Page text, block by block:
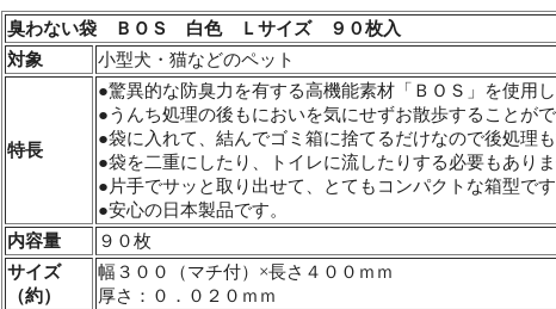
臭わない袋 ＢＯＳ 白色 Ｌサイズ ９０枚入
対象
小型犬・猫などのペット
特長
●驚異的な防臭力を有する高機能素材「ＢＯＳ」を使用
●うんち処理の後もにおいを気にせずお散歩することが
●袋に入れて、結んでゴミ箱に捨てるだけなので後処理も
●袋を二重にしたり、トイレに流したりする必要もありま
●片手でサッと取り出せて、とてもコンパクトな箱型です
●安心の日本製品です。
内容量
９０枚
サイズ
（約）
幅３００（マチ付）×長さ４００ｍｍ
厚さ：０．０２０ｍｍ